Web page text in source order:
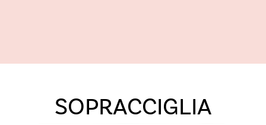
SOPRACCIGLIA